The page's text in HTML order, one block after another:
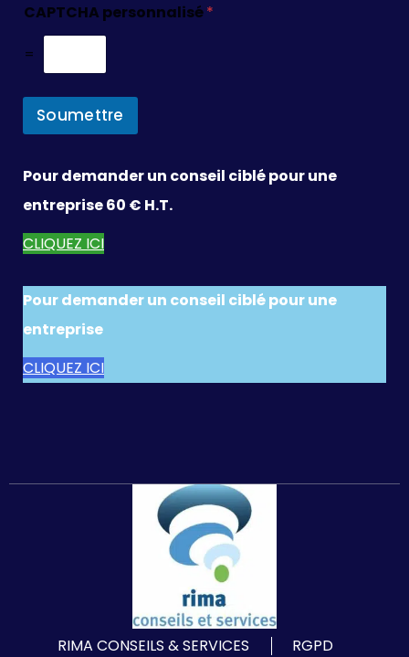
CAPTCHA personnalisé*
=
Soumettre
Pour demander un conseil ciblé pour une
entreprise 60 € H.T.
CLIQUEZ ICI
Pour demander un conseil ciblé pour une
entreprise
CLIQUEZ ICI
RIMA CONSEILS & SERVICES
RGPD